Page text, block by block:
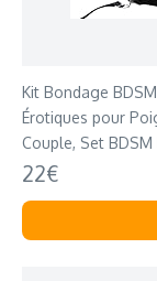
Kit Bondage
Érotiques pour
Couple, Set
22€